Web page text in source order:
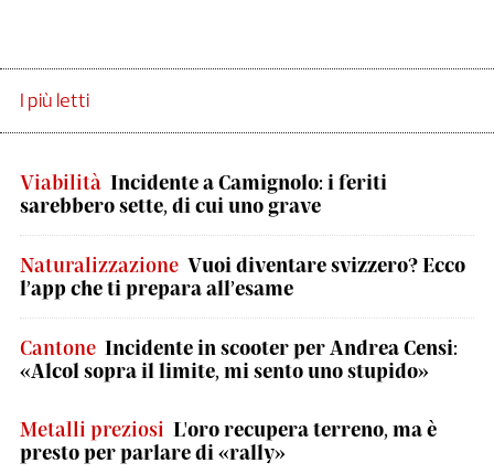
I più letti
Viabilità Incidente a Camignolo: i feriti
sarebbero sette, di cui uno grave
Naturalizzazione Vuoi diventare svizzero? Ecco
l’app che ti prepara all’esame
Cantone Incidente in scooter per Andrea Censi:
«Alcol sopra il limite, mi sento uno stupido»
Metalli preziosi L'oro recupera terreno, ma è
presto per parlare di «rally»